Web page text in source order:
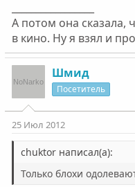
А потом она сказала,
в кино. Ну я взял и
Шмид
Посетитель
25 Июл 2012
chuktor написал(а):
Только блохи